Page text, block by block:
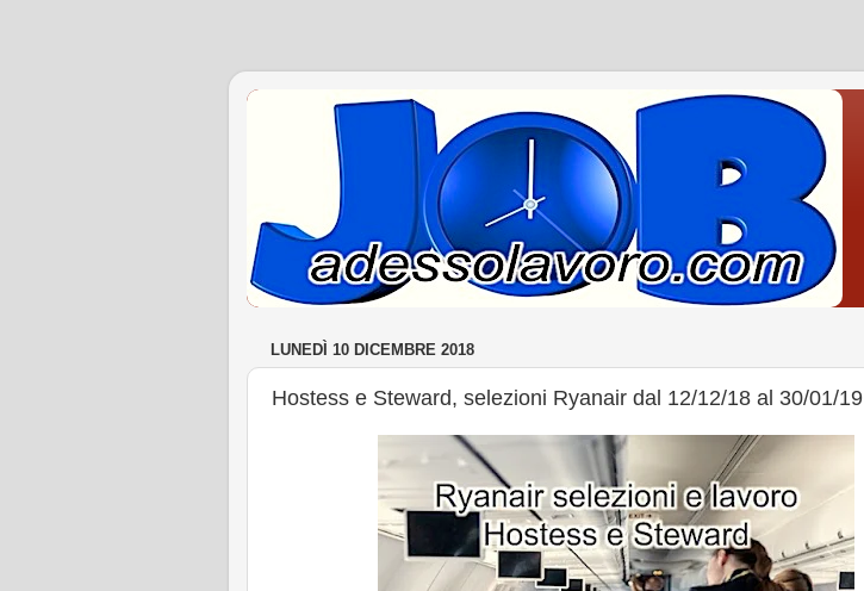
LUNEDÌ 10 DICEMBRE 2018
Hostess e Steward, selezioni Ryanair dal 12/12/18 al 30/01/19